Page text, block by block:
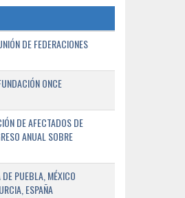
DE FEDERACIONES
ONCE
DE AFECTADOS DE
ANUAL SOBRE
PUEBLA, MÉXICO
ESPAÑA